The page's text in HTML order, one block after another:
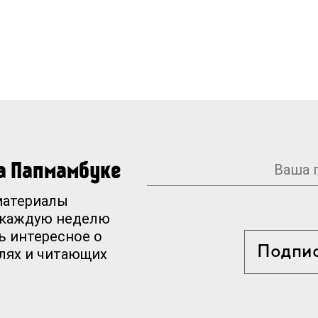
Папмамбуке
неделю
интересное о
и читающих